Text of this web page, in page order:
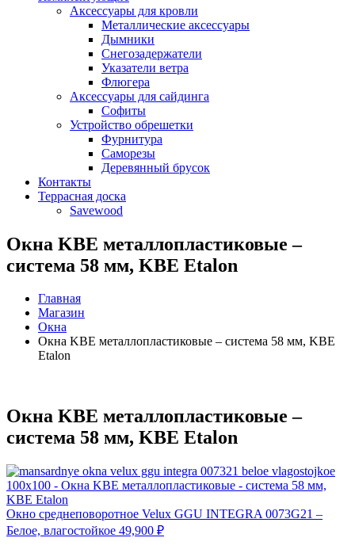
Аксессуары для кровли
Металлические аксессуары
Дымники
Снегозадержатели
Указатели ветра
Флюгера
Аксессуары для сайдинга
Софиты
Устройство обрешетки
Фурнитура
Саморезы
Деревянный брусок
Контакты
Террасная доска
Savewood
Окна KBE металлопластиковые –
система 58 мм, KBE Etalon
Главная
Магазин
Окна
Окна KBE металлопластиковые – система 58 мм, KBE
Etalon
Окна KBE металлопластиковые –
система 58 мм, KBE Etalon
Окно среднеповоротное Velux GGU INTEGRA 0073G21 –
Белое, влагостойкое 49,900 ₽